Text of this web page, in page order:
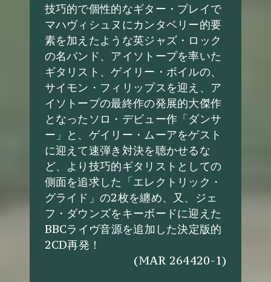
技巧的で個性的なギター・プレイで
マハヴィシュヌにカンタベリー的要
素を加えたような英ジャズ・ロック
の名バンド、アイソトープを率いた
ギタリスト、ゲイリー・ボイルの、
サイモン・フィリップスを迎え、ア
イソトープの最終作の発展的大傑作
となったソロ・デビュー作「ダンサ
ー」と、ゲイリー・ムーアをゲスト
に迎えて速弾き対決を聴かせるな
ど、より技巧的ギタリストとしての
側面を追求した「エレクトリック・
グライド」の2枚を纏め、又、ジェ
フ・ダウンズをキーボードに迎えた
BBCライヴ音源を追加した決定版的
2CD再発！
(MAR 264420-1)